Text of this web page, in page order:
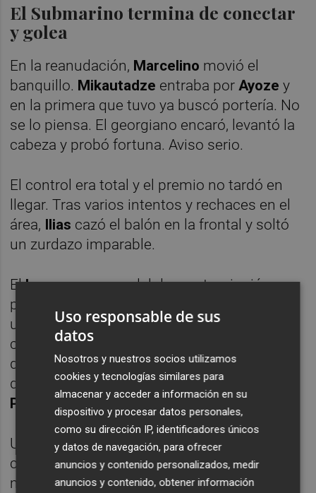
El Submarino termina de conectar
y golea
En la reanudación, Marcelino movió el
banquillo. Mikautadze entraba por Ayoze y
en la primera que tuvo ya buscó portería. No
se lo piensa. El georgiano encaró, levantó la
cabeza y probó fortuna. Aviso serio.
El control era total y el premio no tardó en
llegar. Tras varios intentos y rechaces en el
área, Ilias cazó el balón en la frontal y soltó
un zurdazo imparable.
ElLucena, a pesar del desgaste, siguió
presionando arriba. Cada balón dividido era
una ovación. Ya sin piernas, los celestes
corrian tras el balón con esfuerzos sacados
del alma. Una oportunidad para todos de
disfrutar y de medirse ante un equipo de
Primera.
Una gran noche paraTani, que siguió
corriendo y peleando. El canadiense se
movió entre líneas, arrastró marcas y dejó
Uso responsable de sus
datos
Nosotros y nuestros socios utilizamos
cookies y tecnologías similares para
almacenar y acceder a información en su
dispositivo y procesar datos personales,
como su dirección IP, identificadores únicos
y datos de navegación, para ofrecer
anuncios y contenido personalizados, medir
anuncios y contenido, obtener información